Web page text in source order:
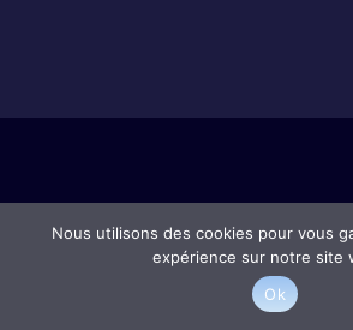
Nous utilisons des cookies pour vous
expérience sur notre site
Ok